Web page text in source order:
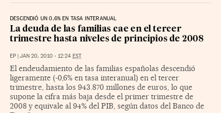
DESCENDIÓ UN 0,6% EN TASA INTERANUAL
La deuda de las familias cae en el tercer
trimestre hasta niveles de principios de 2008
EP | JAN 20, 2010 - 12:24 EST
El endeudamiento de las familias españolas descendió
ligeramente (-0,6% en tasa interanual) en el tercer
trimestre, hasta los 943.870 millones de euros, lo que
supone la cifra más baja desde el primer trimestre de
2008 y equivale al 94% del PIB, según datos del Banco de